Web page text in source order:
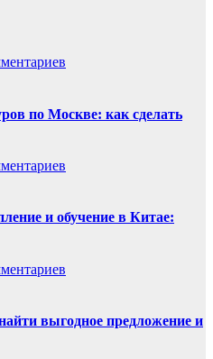
по Москве: как сделать
и обучение в Китае:
выгодное предложение и